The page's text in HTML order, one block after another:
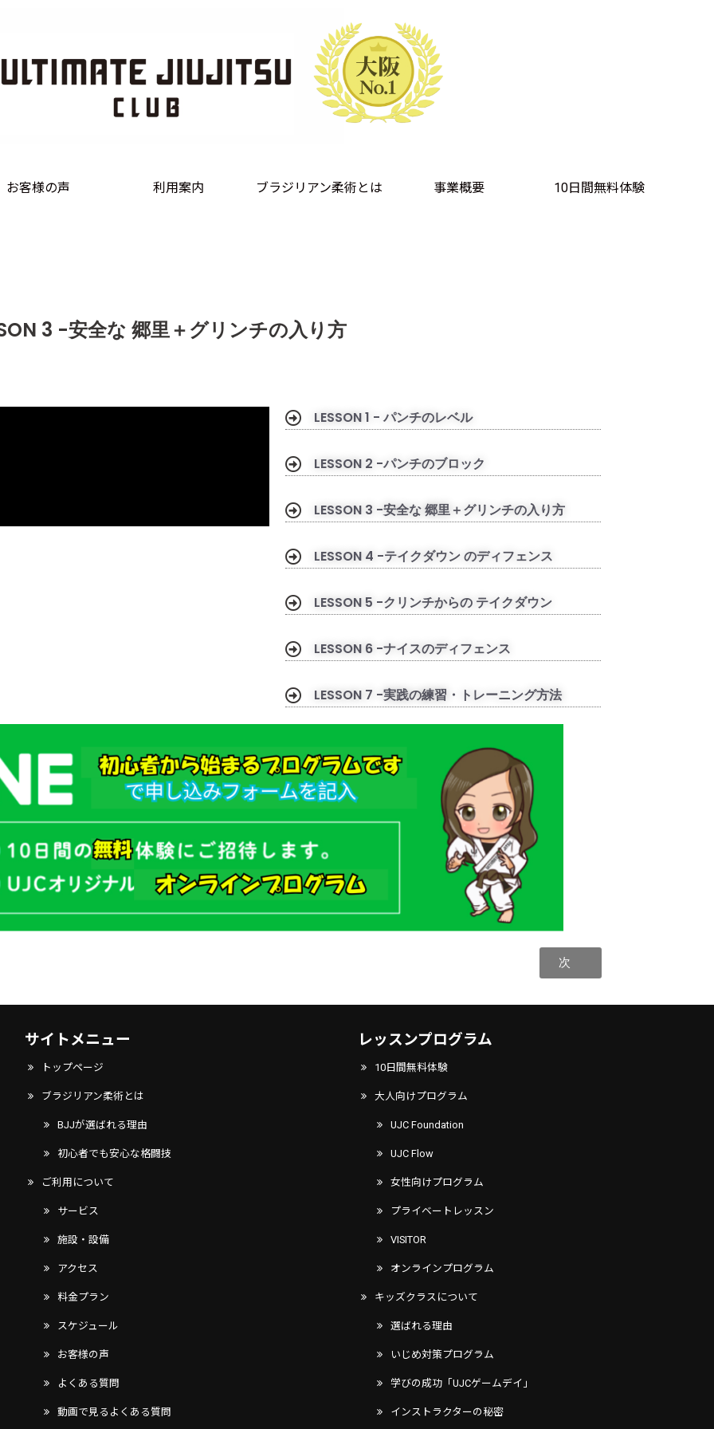
お客様の声 利用案内 ブラジリアン柔術とは 事業概要 10日間無料体験
3 -安全な 郷里＋グリンチの入り方
LESSON 1 - パンチのレベル
LESSON 2 -パンチのブロック
LESSON 3 -安全な 郷里＋グリンチの入り方
LESSON 4 -テイクダウン のディフェンス
LESSON 5 -クリンチからの テイクダウン
LESSON 6 -ナイスのディフェンス
LESSON 7 -実践の練習・トレーニング方法
次
サイトメニュー
トップページ
ブラジリアン柔術とは
BJJが選ばれる理由
初心者でも安心な格闘技
ご利用について
サービス
施設・設備
アクセス
料金プラン
スケジュール
お客様の声
よくある質問
動画で見るよくある質問
レッスンプログラム
10日間無料体験
大人向けプログラム
UJC Foundation
UJC Flow
女性向けプログラム
プライベートレッスン
VISITOR
オンラインプログラム
キッズクラスについて
選ばれる理由
いじめ対策プログラム
学びの成功「UJCゲームデイ」
インストラクターの秘密